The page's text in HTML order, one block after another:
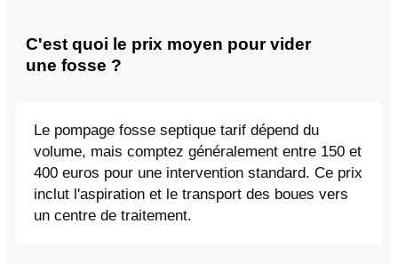
C'est quoi le prix moyen pour vider
une fosse ?
Le pompage fosse septique tarif dépend du
volume, mais comptez généralement entre 150 et
400 euros pour une intervention standard. Ce prix
inclut l'aspiration et le transport des boues vers
un centre de traitement.